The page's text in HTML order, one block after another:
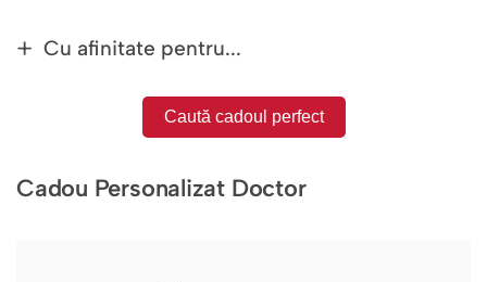
Cu afinitate pentru...
Caută cadoul perfect
Cadou Personalizat Doctor